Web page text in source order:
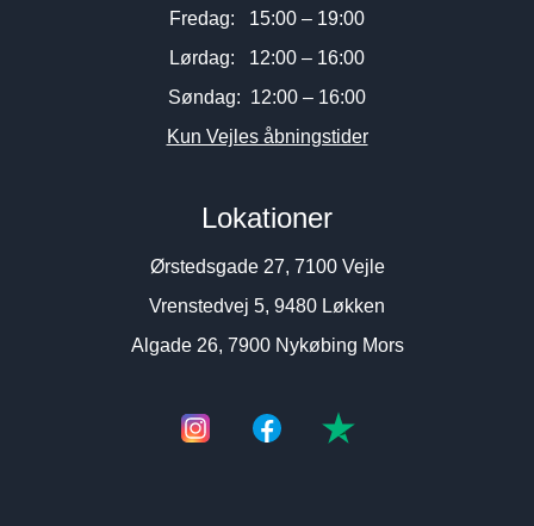
Fredag: 15:00 – 19:00
Lørdag: 12:00 – 16:00
Søndag: 12:00 – 16:00
Kun Vejles åbningstider
Lokationer
Ørstedsgade 27, 7100 Vejle
Vrenstedvej 5, 9480 Løkken
Algade 26, 7900 Nykøbing Mors